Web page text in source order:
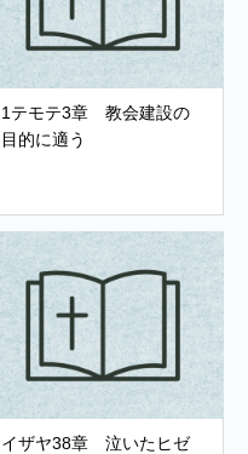
1テモテ3章 教会建設の
目的に適う
イザヤ38章 泣いたヒゼ